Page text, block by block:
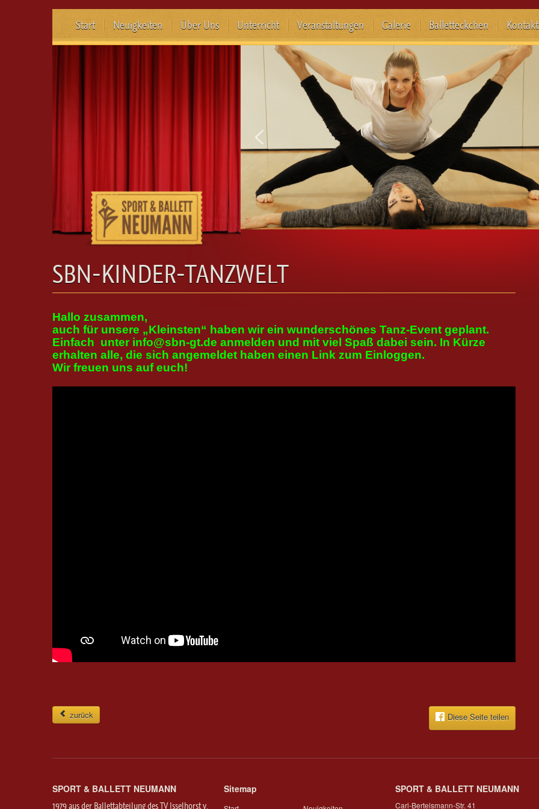
Start Neuigkeiten Über Uns Unterricht Veranstaltungen Galerie Balletteckchen Kontakt
SBN-KINDER-TANZWELT
Hallo zusammen,
auch für unsere „Kleinsten“ haben wir ein wunderschönes Tanz-Event geplant.
Einfach unter info@sbn-gt.de anmelden und mit viel Spaß dabei sein. In Kürze
erhalten alle, die sich angemeldet haben einen Link zum Einloggen.
Wir freuen uns auf euch!
zurück Diese Seite teilen
SPORT & BALLETT NEUMANN
1979 aus der Ballettabteilung des TV Isselhorst v.
Sitemap SPORT & BALLETT NEUMANN
Carl-Bertelsmann-Str. 41